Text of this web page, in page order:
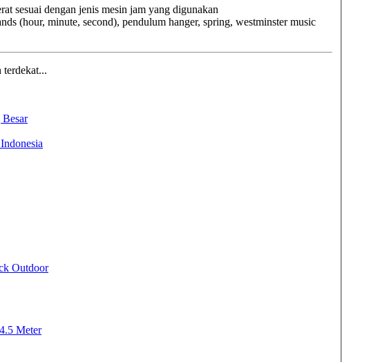
sesuai dengan jenis mesin jam yang digunakan
(hour, minute, second), pendulum hanger, spring, westminster music
Outdoor
Meter